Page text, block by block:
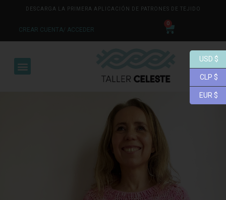
DESCARGA LA PRIMERA APLICACIÓN DE PATRONES DE TEJIDO
CREAR CUENTA/ ACCEDER
0
USD $
CLP $
EUR $